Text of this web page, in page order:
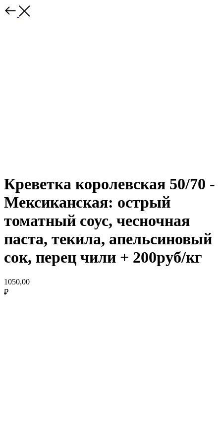
Креветка королевская 50/70 -
Мексиканская: острый
томатный соус, чесночная
паста, текила, апельсиновый
сок, перец чили + 200руб/кг
1050,00
₽